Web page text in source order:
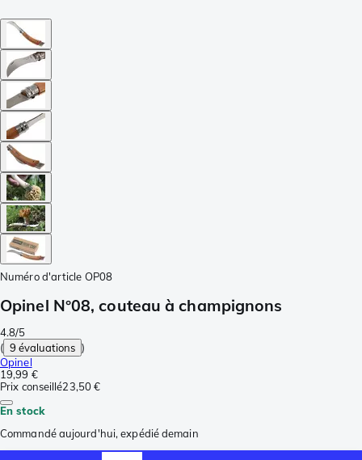
Numéro d'article OP08
Opinel N°08, couteau à champignons
4.8/5
( 9 évaluations )
Opinel
19,99 €
Prix conseillé23,50 €
En stock
Commandé aujourd'hui, expédié demain